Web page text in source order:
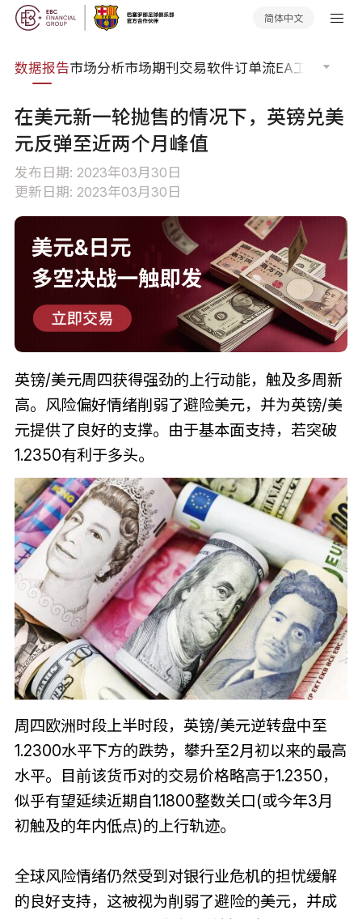
简体中文
数据报告市场分析市场期刊交易软件订单流EA工具库
在美元新一轮抛售的情况下，英镑兑美
元反弹至近两个月峰值
发布日期: 2023年03月30日
更新日期: 2023年03月30日
英镑/美元周四获得强劲的上行动能，触及多周新
高。风险偏好情绪削弱了避险美元，并为英镑/美
元提供了良好的支撑。由于基本面支持，若突破
1.2350有利于多头。
周四欧洲时段上半时段，英镑/美元逆转盘中至
1.2300水平下方的跌势，攀升至2月初以来的最高
水平。目前该货币对的交易价格略高于1.2350，
似乎有望延续近期自1.1800整数关口(或今年3月
初触及的年内低点)的上行轨迹。
全球风险情绪仍然受到对银行业危机的担忧缓解
的良好支持，这被视为削弱了避险的美元，并成